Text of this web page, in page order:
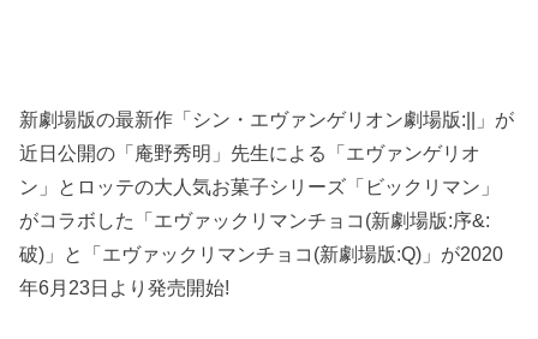
新劇場版の最新作「シン・エヴァンゲリオン劇場版:||」が
近日公開の「庵野秀明」先生による「エヴァンゲリオ
ン」とロッテの大人気お菓子シリーズ「ビックリマン」
がコラボした「エヴァックリマンチョコ(新劇場版:序&:
破)」と「エヴァックリマンチョコ(新劇場版:Q)」が2020
年6月23日より発売開始!